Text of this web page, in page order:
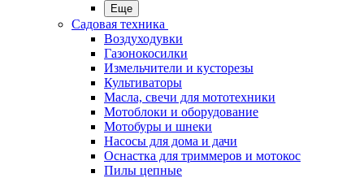
Еще
Садовая техника
Воздуходувки
Газонокосилки
Измельчители и кусторезы
Культиваторы
Масла, свечи для мототехники
Мотоблоки и оборудование
Мотобуры и шнеки
Насосы для дома и дачи
Оснастка для триммеров и мотокос
Пилы цепные